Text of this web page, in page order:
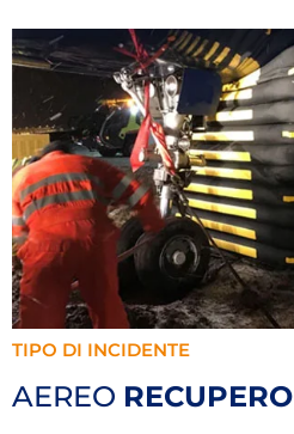
TIPO DI INCIDENTE
AEREO RECUPERO